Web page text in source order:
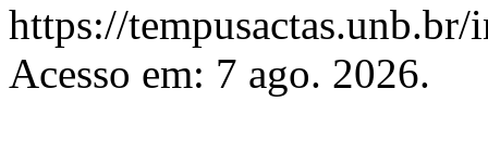
https://
Acesso em: 7 ago. 2026.